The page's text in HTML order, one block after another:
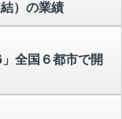
）の業績
全国６都市で開